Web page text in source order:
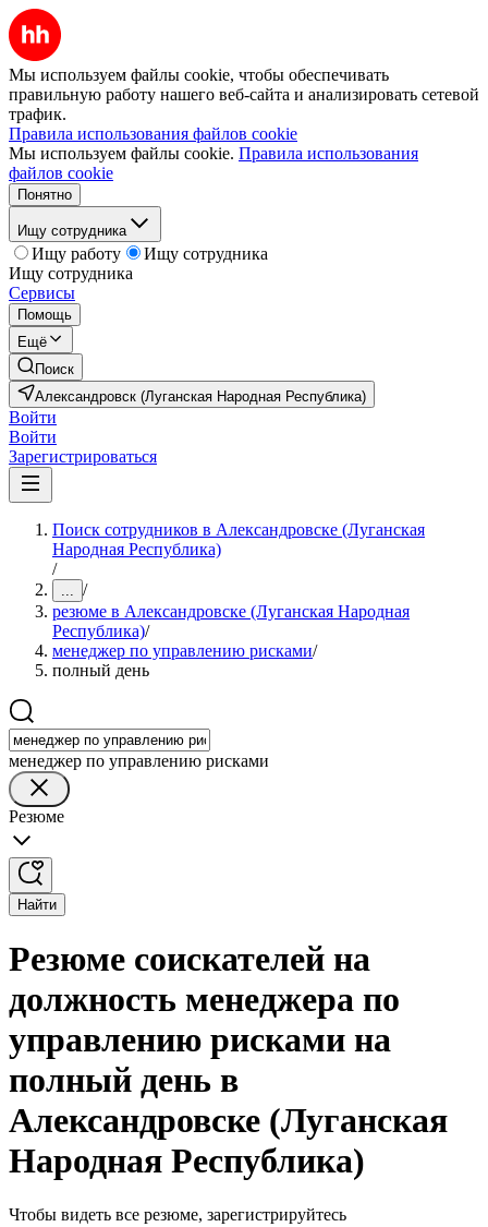
Мы используем файлы cookie, чтобы обеспечивать
правильную работу нашего веб-сайта и анализировать сетевой
трафик.
Правила использования файлов cookie
Мы используем файлы cookie. Правила использования
файлов cookie
Понятно
Ищу сотрудника
Ищу работу
Ищу сотрудника
Ищу сотрудника
Сервисы
Помощь
Ещё
Поиск
Александровск (Луганская Народная Республика)
Войти
Войти
Зарегистрироваться
Поиск сотрудников в Александровске (Луганская
Народная Республика)
/
... /
резюме в Александровске (Луганская Народная
Республика)/
менеджер по управлению рисками/
полный день
менеджер по управлению рисками
Резюме
Найти
Резюме соискателей на
должность менеджера по
управлению рисками на
полный день в
Александровске (Луганская
Народная Республика)
Чтобы видеть все резюме, зарегистрируйтесь